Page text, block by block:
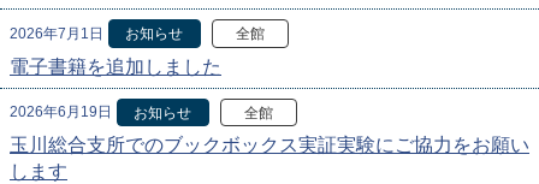
2026年7月1日 お知らせ 全館
電子書籍を追加しました
2026年6月19日 お知らせ 全館
玉川総合支所でのブックボックス実証実験にご協力をお願い
します